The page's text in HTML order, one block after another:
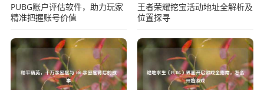
PUBG账户评估软件，助力玩家
精准把握账号价值
王者荣耀挖宝活动地址全解析及
位置探寻